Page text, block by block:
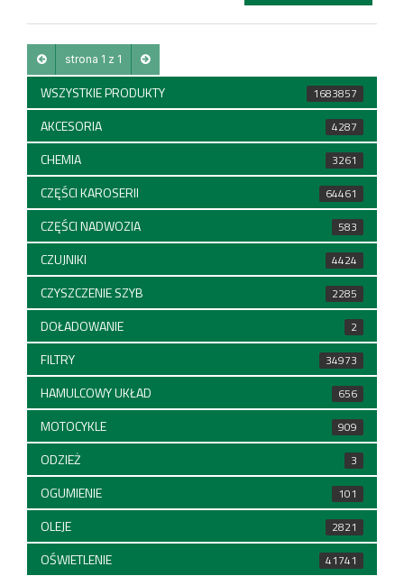
strona 1 z 1
WSZYSTKIE PRODUKTY 1683857
AKCESORIA 4287
CHEMIA 3261
CZĘŚCI KAROSERII 64461
CZĘŚCI NADWOZIA 583
CZUJNIKI 4424
CZYSZCZENIE SZYB 2285
DOŁADOWANIE 2
FILTRY 34973
HAMULCOWY UKŁAD 656
MOTOCYKLE 909
ODZIEŻ 3
OGUMIENIE 101
OLEJE 2821
OŚWIETLENIE 41741